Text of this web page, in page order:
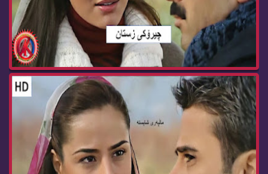
زنجیره‌ درامای چیرۆكی زستان ئه‌ڵقه‌ی 78 cheroke...